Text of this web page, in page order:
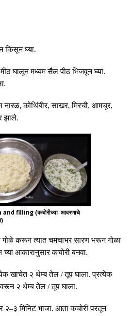
किसून घ्या.
घालून मध्यम सैल पीठ भिजवून घ्या.
.
नारळ,कोथिंबीर,साखर,मिरची, आमचूर,
झाले.
filling (कचोरीच्या आवरणाचे
गोळे करून त्यात चमचाभर सारण भरून गोळा
च्या आकारानुसार कचोरी बनवा.
खाचेत २ थेम्ब तेल /तूप घाला.प्रत्येक
२ थेम्ब तेल /तूप घाला.
२–३ मिनिटं भाजा. आता कचोरी परतून